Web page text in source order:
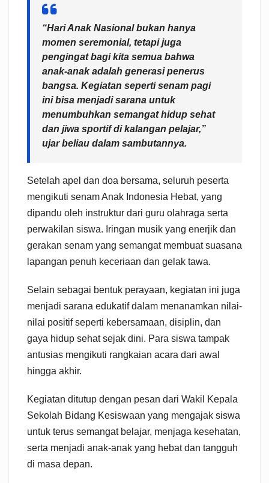
“Hari Anak Nasional bukan hanya
momen seremonial, tetapi juga
pengingat bagi kita semua bahwa
anak-anak adalah generasi penerus
bangsa. Kegiatan seperti senam pagi
ini bisa menjadi sarana untuk
menumbuhkan semangat hidup sehat
dan jiwa sportif di kalangan pelajar,”
ujar beliau dalam sambutannya.
Setelah apel dan doa bersama, seluruh peserta
mengikuti senam Anak Indonesia Hebat, yang
dipandu oleh instruktur dari guru olahraga serta
perwakilan siswa. Iringan musik yang enerjik dan
gerakan senam yang semangat membuat suasana
lapangan penuh keceriaan dan gelak tawa.
Selain sebagai bentuk perayaan, kegiatan ini juga
menjadi sarana edukatif dalam menanamkan nilai-
nilai positif seperti kebersamaan, disiplin, dan
gaya hidup sehat sejak dini. Para siswa tampak
antusias mengikuti rangkaian acara dari awal
hingga akhir.
Kegiatan ditutup dengan pesan dari Wakil Kepala
Sekolah Bidang Kesiswaan yang mengajak siswa
untuk terus semangat belajar, menjaga kesehatan,
serta menjadi anak-anak yang hebat dan tangguh
di masa depan.